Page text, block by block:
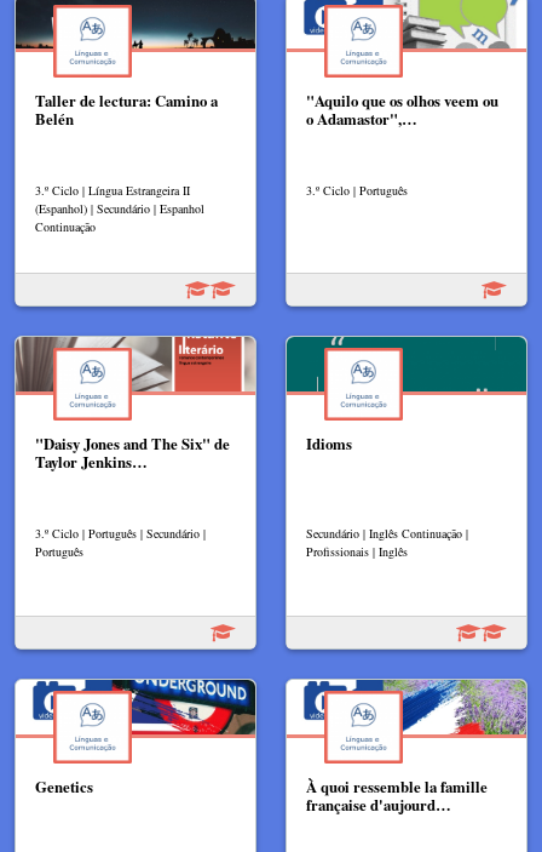
Taller de lectura: Camino a
Belén
3.º Ciclo | Língua Estrangeira II
(Espanhol) | Secundário | Espanhol
Continuação
"Aquilo que os olhos veem ou
o Adamastor",…
3.º Ciclo | Português
"Daisy Jones and The Six" de
Taylor Jenkins…
3.º Ciclo | Português | Secundário |
Português
Idioms
Secundário | Inglês Continuação |
Profissionais | Inglês
Genetics
À quoi ressemble la famille
française d'aujourd…